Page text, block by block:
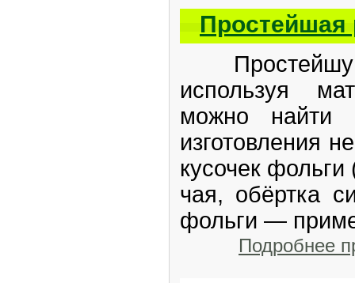
Простейшая
Простейшую
используя
можно
изготовления
кусочек
чая, обёртка
фольги —
Подробнее